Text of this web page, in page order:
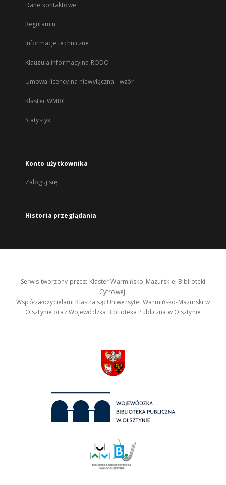
Dane kontaktowe
Regulamin
Informacje techniczne
Klauzula informacyjna RODO
Umowa licencyjna niewyłączna - wzór
Klaster WMBC
Statystyki
Konto użytkownika
Zaloguj się
Historia przeglądania
Serwis tworzony przez: Klaster Warmińsko-Mazurskiej Biblioteki
Cyfrowej.
Współzałożycielami Klastra są: Uniwersytet Warmińsko-Mazurski w
Olsztynie oraz Wojewódzka Biblioteka Publiczna w Olsztynie